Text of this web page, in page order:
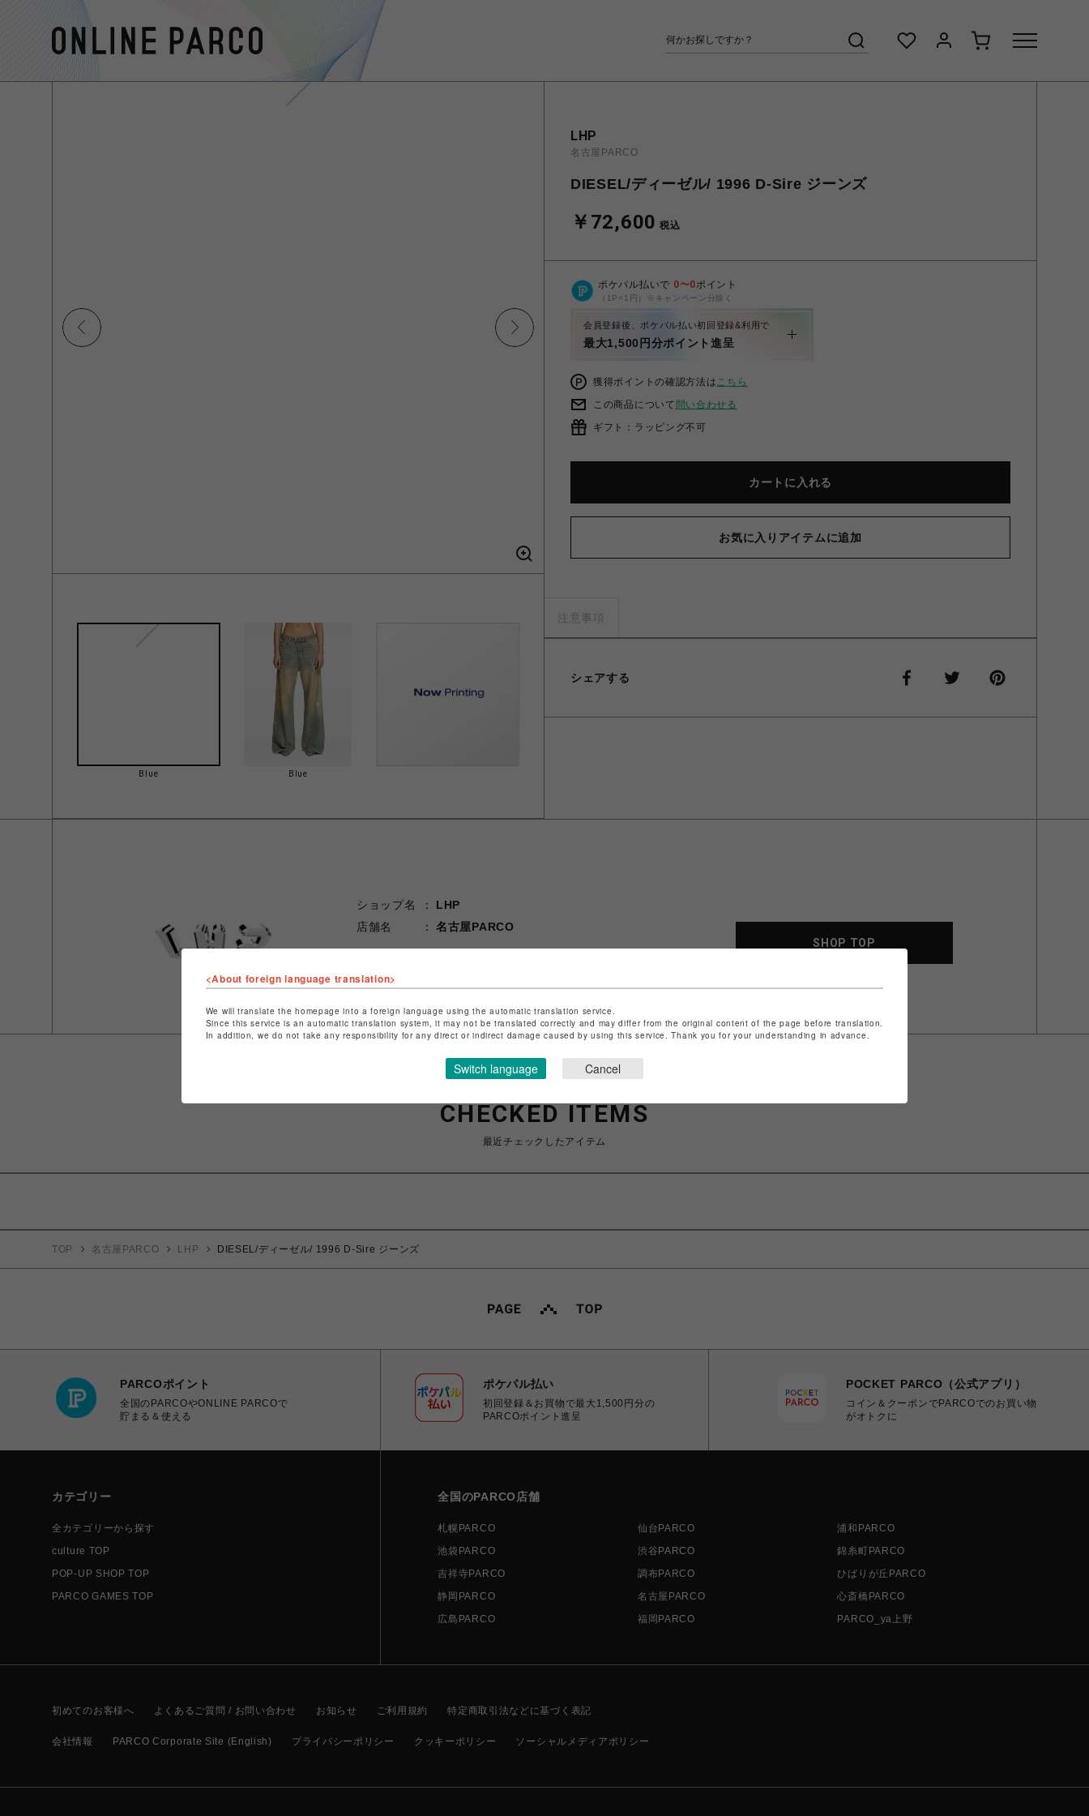
Blue Blue
LHP
名古屋PARCO
DIESEL/ディーゼル/ 1996 D-Sire ジーンズ
￥72,600 税込
ポケパル払いで 0〜0ポイント
（1P=1円）※キャンペーン分除く
会員登録後、ポケパル払い初回登録&利用で
最大1,500円分ポイント進呈
獲得ポイントの確認方法はこちら
この商品について 問い合わせる
ギフト：ラッピング不可
カートに入れる
お気に入りアイテムに追加
注意事項
シェアする
ショップ名
LHP
店舗名
名古屋PARCO
ショップお問い合わせは
SHOP TOP
CHECKED ITEMS
最近チェックしたアイテム
TOP 名古屋PARCO LHP DIESEL/ディーゼル/ 1996 D-Sire ジーンズ
PARCOポイント
全国のPARCOやONLINE PARCOで
貯まる＆使える
ポケパル払い
初回登録＆お買物で最大1,500円分の
PARCOポイント進呈
POCKET PARCO（公式アプリ）
コイン＆クーポンでPARCOでのお買い物
がオトクに
カテゴリー
全カテゴリーから探す
culture TOP
POP-UP SHOP TOP
PARCO GAMES TOP
全国のPARCO店舗
札幌PARCO 仙台PARCO
浦和PARCO
池袋PARCO
渋谷PARCO
錦糸町PARCO
吉祥寺PARCO
調布PARCO
ひばりが丘PARCO
静岡PARCO
名古屋PARCO
心斎橋PARCO
広島PARCO
福岡PARCO PARCO_ya上野
初めてのお客様へ よくあるご質問 / お問い合わせ お知らせ ご利用規約 特定商取引法などに基づく表記
会社情報 PARCO Corporate Site (English) プライバシーポリシー クッキーポリシー ソーシャルメディアポリシー
<About foreign language translation>
We will translate the homepage into a foreign language using the automatic translation service.
Since this service is an automatic translation system, it may not be translated correctly and may differ from the original content of the page before translation.
In addition, we do not take any responsibility for any direct or indirect damage caused by using this service. Thank you for your understanding in advance.
Switch language Cancel